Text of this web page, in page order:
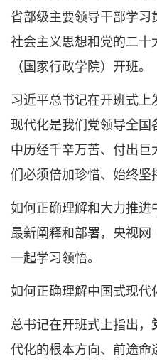
省部级主要领导干部学习
社会主义思想和党的二十
（国家行政学院）开班。
习近平总书记在开班式
现代化是我们党领导全国
中历经千辛万苦、付出
们必须倍加珍惜、始终坚
如何正确理解和大力推进
最新阐释和部署，央视网
一起学习领悟。
如何正确理解中国式现代
总书记在开班式上指出，
代化的根本方向、前途命